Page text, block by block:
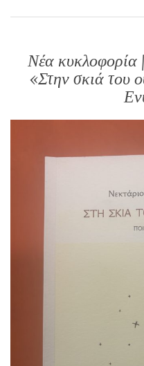
Νέα
«Στην σκιά του